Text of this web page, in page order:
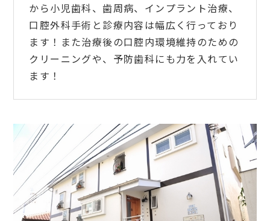
から小児歯科、歯周病、インプラント治療、
口腔外科手術と診療内容は幅広く行っており
ます！また治療後の口腔内環境維持のための
クリーニングや、予防歯科にも力を入れてい
ます！